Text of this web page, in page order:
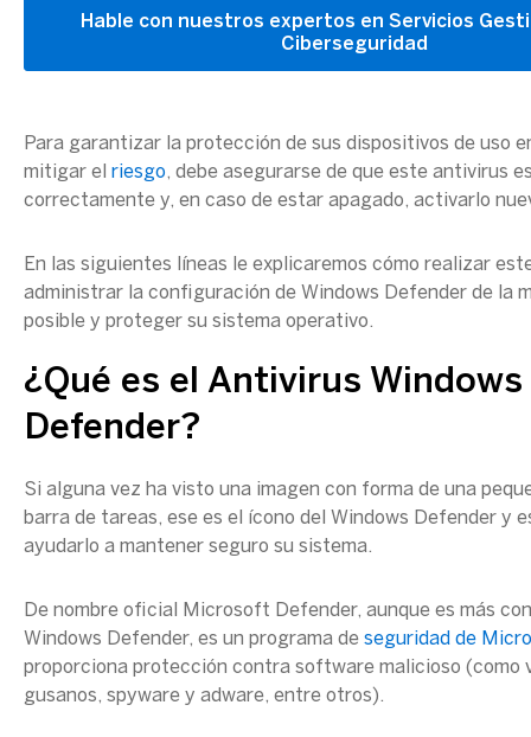
Hable con nuestros expertos en Servicios
Ciberseguridad
Para garantizar la protección de sus dispositivos de uso
mitigar el riesgo, debe asegurarse de que este antivirus
correctamente y, en caso de estar apagado, activarlo
En las siguientes líneas le explicaremos cómo realizar
administrar la configuración de Windows Defender de la
posible y proteger su sistema operativo.
¿Qué es el Antivirus Windows
Defender?
Si alguna vez ha visto una imagen con forma de una
barra de tareas, ese es el ícono del Windows Defender y
ayudarlo a mantener seguro su sistema.
De nombre oficial Microsoft Defender, aunque es más
Windows Defender, es un programa de seguridad de
proporciona protección contra software malicioso (como
gusanos, spyware y adware, entre otros).